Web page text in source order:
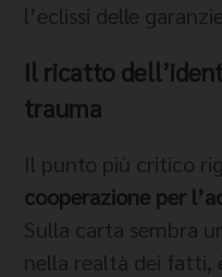
l’eclissi delle
Il ricatto
trauma
Il punto più critico
cooperazione per
Sulla carta sembra
nella realtà dei fatti,